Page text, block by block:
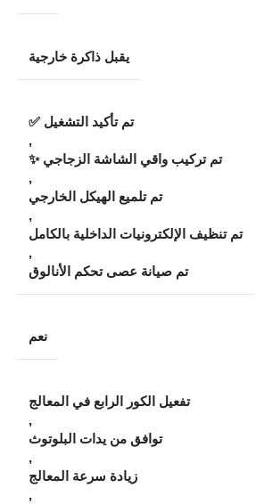
يقبل ذاكرة خارجية
تم تأكيد التشغيل ✅
,
تم تركيب واقي الشاشة الزجاجي ✨
,
تم تلميع الهيكل الخارجي
,
تم تنظيف الإلكترونيات الداخلية بالكامل
,
تم صيانة عصى تحكم الأنالوق
نعم
تفعيل الكور الرابع في المعالج
,
توافق من يدات البلوتوث
,
زيادة سرعة المعالج
,